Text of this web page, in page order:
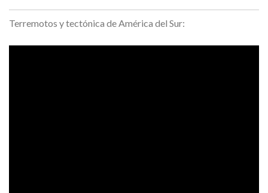
Terremotos y tectónica de América del Sur: